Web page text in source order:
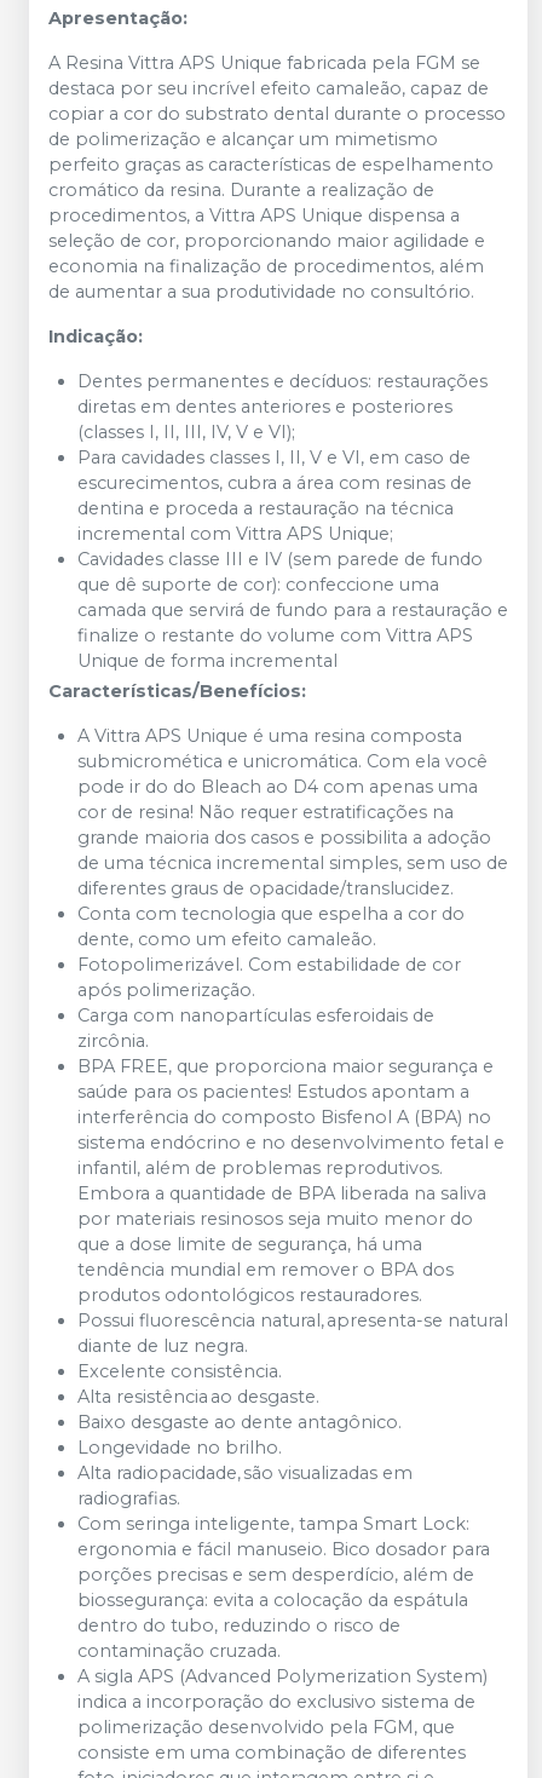
Apresentação:
A Resina Vittra APS Unique fabricada pela FGM se
destaca por seu incrível efeito camaleão, capaz de
copiar a cor do substrato dental durante o processo
de polimerização e alcançar um mimetismo
perfeito graças as características de espelhamento
cromático da resina. Durante a realização de
procedimentos, a Vittra APS Unique dispensa a
seleção de cor, proporcionando maior agilidade e
economia na finalização de procedimentos, além
de aumentar a sua produtividade no consultório.
Indicação:
Dentes permanentes e decíduos: restaurações
diretas em dentes anteriores e posteriores
(classes I, II, III, IV, V e VI);
Para cavidades classes I, II, V e VI, em caso de
escurecimentos, cubra a área com resinas de
dentina e proceda a restauração na técnica
incremental com Vittra APS Unique;
Cavidades classe III e IV (sem parede de fundo
que dê suporte de cor): confeccione uma
camada que servirá de fundo para a restauração e
finalize o restante do volume com Vittra APS
Unique de forma incremental
Características/Benefícios:
A Vittra APS Unique é uma resina composta
submicromética e unicromática. Com ela você
pode ir do do Bleach ao D4 com apenas uma
cor de resina! Não requer estratificações na
grande maioria dos casos e possibilita a adoção
de uma técnica incremental simples, sem uso de
diferentes graus de opacidade/translucidez.
Conta com tecnologia que espelha a cor do
dente, como um efeito camaleão.
Fotopolimerizável. Com estabilidade de cor
após polimerização.
Carga com nanopartículas esferoidais de
zircônia.
BPA FREE, que proporciona maior segurança e
saúde para os pacientes! Estudos apontam a
interferência do composto Bisfenol A (BPA) no
sistema endócrino e no desenvolvimento fetal e
infantil, além de problemas reprodutivos.
Embora a quantidade de BPA liberada na saliva
por materiais resinosos seja muito menor do
que a dose limite de segurança, há uma
tendência mundial em remover o BPA dos
produtos odontológicos restauradores.
Possui fluorescência natural, apresenta-se natural
diante de luz negra.
Excelente consistência.
Alta resistência ao desgaste.
Baixo desgaste ao dente antagônico.
Longevidade no brilho.
Alta radiopacidade, são visualizadas em
radiografias.
Com seringa inteligente, tampa Smart Lock:
ergonomia e fácil manuseio. Bico dosador para
porções precisas e sem desperdício, além de
biossegurança: evita a colocação da espátula
dentro do tubo, reduzindo o risco de
contaminação cruzada.
A sigla APS (Advanced Polymerization System)
indica a incorporação do exclusivo sistema de
polimerização desenvolvido pela FGM, que
consiste em uma combinação de diferentes